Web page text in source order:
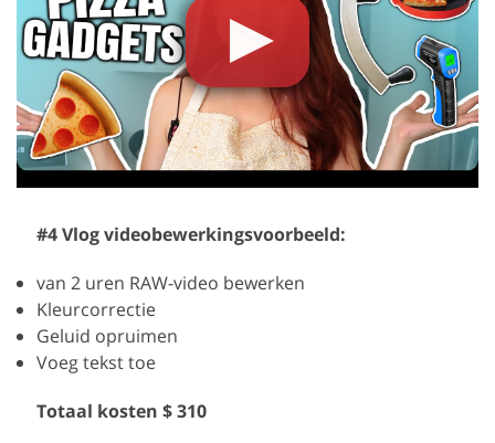
#4 Vlog videobewerkingsvoorbeeld:
van 2 uren RAW-video bewerken
Kleurcorrectie
Geluid opruimen
Voeg tekst toe
Totaal kosten $ 310